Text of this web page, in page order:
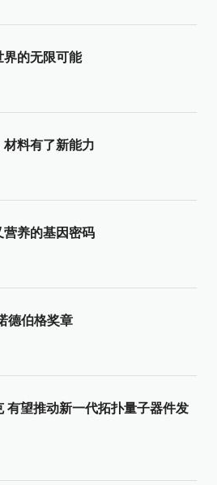
界的无限可能
料有了新能力
养的基因密码
德伯格奖章
有望推动新一代拓扑量子器件发